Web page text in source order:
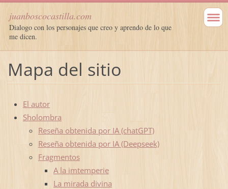
juanboscocastilla.com
Dialogo con los personajes que creo y aprendo de lo que
me dicen.
Mapa del sitio
El autor
Sholombra
Reseña obtenida por IA (chatGPT)
Reseña obtenida por IA (Deepseek)
Fragmentos
A la imtemperie
La mirada divina